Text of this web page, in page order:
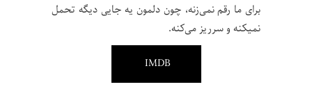
برای ما رقم نمی‌زنه، چون دلمون یه جایی دیگه تحمل
نمیکنه و سرریز می‌کنه.
IMDB